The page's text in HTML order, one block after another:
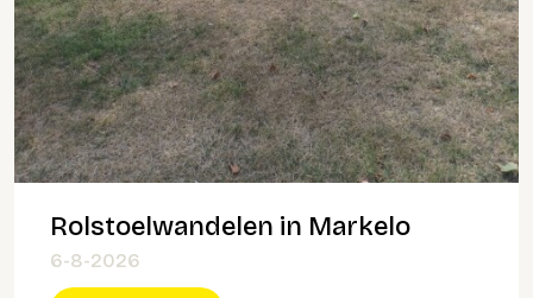
Rolstoelwandelen in Markelo
6-8-2026